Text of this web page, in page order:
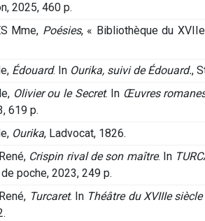
2025, 460 p.
Mme, Poésies, « Bibliothèque du
Édouard. In Ourika, suivi de Édouard.,
Olivier ou le Secret. In Œuvres
619 p.
Ourika, Ladvocat, 1826.
Crispin rival de son maître. In
poche, 2023, 249 p.
Turcaret. In Théâtre du XVIIIe siècle